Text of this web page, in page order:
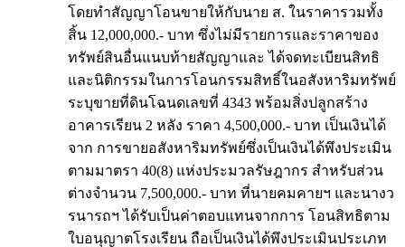
โดยทำสัญญาโอนขายให้กับนาย ส. ในราคารวมทั้ง
สิ้น 12,000,000.- บาท ซึ่งไม่มีรายการและราคาของ
ทรัพย์สินอื่นแนบท้ายสัญญาและ ได้จดทะเบียนสิทธิ
และนิติกรรมในการโอนกรรมสิทธิ์ในอสังหาริมทรัพย์
ระบุขายที่ดินโฉนดเลขที่ 4343 พร้อมสิ่งปลูกสร้าง
อาคารเรียน 2 หลัง ราคา 4,500,000.- บาท เป็นเงินได้
จาก การขายอสังหาริมทรัพย์ซึ่งเป็นเงินได้พึงประเมิน
ตามมาตรา 40(8) แห่งประมวลรัษฎากร สำหรับส่วน
ต่างจำนวน 7,500,000.- บาท ที่นายคมคายฯ และนางว
รนารถฯ ได้รับเป็นค่าตอบแทนจากการ โอนสิทธิตาม
ใบอนุญาตโรงเรียน ถือเป็นเงินได้พึงประเมินประเภท